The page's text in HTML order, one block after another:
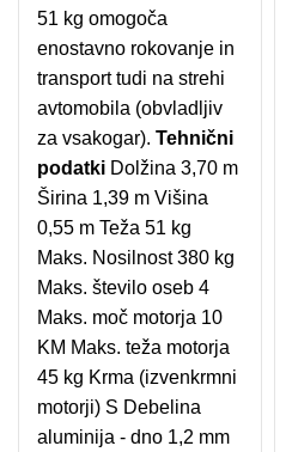
51 kg omogoča
enostavno rokovanje in
transport tudi na strehi
avtomobila (obvladljiv
za vsakogar). Tehnični
podatki Dolžina 3,70 m
Širina 1,39 m Višina
0,55 m Teža 51 kg
Maks. Nosilnost 380 kg
Maks. število oseb 4
Maks. moč motorja 10
KM Maks. teža motorja
45 kg Krma (izvenkrmni
motorji) S Debelina
aluminija - dno 1,2 mm